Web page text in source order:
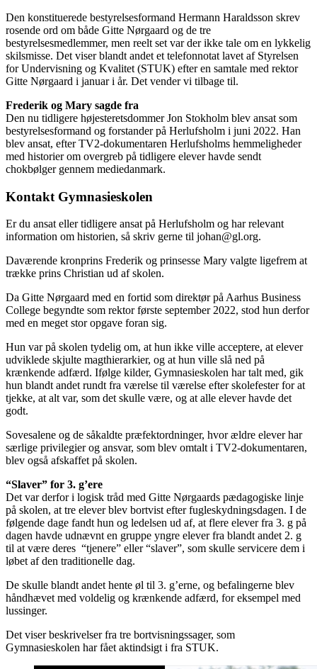
Den konstituerede bestyrelsesformand Hermann Haraldsson skrev
rosende ord om både Gitte Nørgaard og de tre
bestyrelsesmedlemmer, men reelt set var der ikke tale om en lykkelig
skilsmisse. Det viser blandt andet et telefonnotat lavet af Styrelsen
for Undervisning og Kvalitet (STUK) efter en samtale med rektor
Gitte Nørgaard i januar i år. Det vender vi tilbage til.
Frederik og Mary sagde fra
Den nu tidligere højesteretsdommer Jon Stokholm blev ansat som
bestyrelsesformand og forstander på Herlufsholm i juni 2022. Han
blev ansat, efter TV2-dokumentaren Herlufsholms hemmeligheder
med historier om overgreb på tidligere elever havde sendt
chokbølger gennem mediedanmark.
Kontakt Gymnasieskolen
Er du ansat eller tidligere ansat på Herlufsholm og har relevant
information om historien, så skriv gerne til johan@gl.org.
Daværende kronprins Frederik og prinsesse Mary valgte ligefrem at
trække prins Christian ud af skolen.
Da Gitte Nørgaard med en fortid som direktør på Aarhus Business
College begyndte som rektor første september 2022, stod hun derfor
med en meget stor opgave foran sig.
Hun var på skolen tydelig om, at hun ikke ville acceptere, at elever
udviklede skjulte magthierarkier, og at hun ville slå ned på
krænkende adfærd. Ifølge kilder, Gymnasieskolen har talt med, gik
hun blandt andet rundt fra værelse til værelse efter skolefester for at
tjekke, at alt var, som det skulle være, og at alle elever havde det
godt.
Sovesalene og de såkaldte præfektordninger, hvor ældre elever har
særlige privilegier og ansvar, som blev omtalt i TV2-dokumentaren,
blev også afskaffet på skolen.
“Slaver” for 3. g’ere
Det var derfor i logisk tråd med Gitte Nørgaards pædagogiske linje
på skolen, at tre elever blev bortvist efter fugleskydningsdagen. I de
følgende dage fandt hun og ledelsen ud af, at flere elever fra 3. g på
dagen havde udnævnt en gruppe yngre elever fra blandt andet 2. g
til at være deres “tjenere” eller “slaver”, som skulle servicere dem i
løbet af den traditionelle dag.
De skulle blandt andet hente øl til 3. g’erne, og befalingerne blev
håndhævet med voldelig og krænkende adfærd, for eksempel med
lussinger.
Det viser beskrivelser fra tre bortvisningssager, som
Gymnasieskolen har fået aktindsigt i fra STUK.